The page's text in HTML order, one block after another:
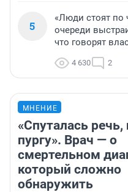
5
«Люди стоят по
очереди
что говорят
4 630 2
МНЕНИЕ
«Спуталась речь,
пургу». Врач — о
смертельном
который сложно
обнаружить